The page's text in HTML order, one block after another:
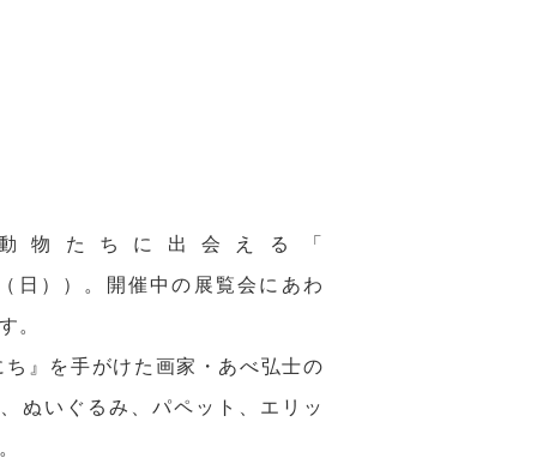
物たちに出会える「
日））。開催中の展覧会にあわ
。
』を手がけた画家・あべ弘士の
ぬいぐるみ、パペット、エリッ